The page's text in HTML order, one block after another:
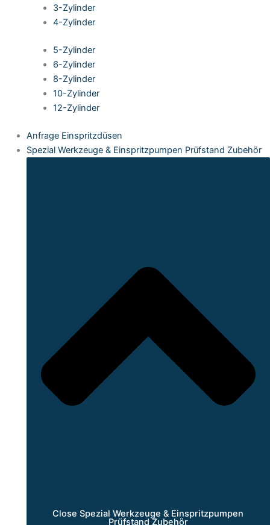
3-Zylinder
4-Zylinder
5-Zylinder
6-Zylinder
8-Zylinder
10-Zylinder
12-Zylinder
Anfrage Einspritzdüsen
Spezial Werkzeuge & Einspritzpumpen Prüfstand Zubehör
Close Spezial Werkzeuge & Einspritzpumpen
Prüfstand Zubehör